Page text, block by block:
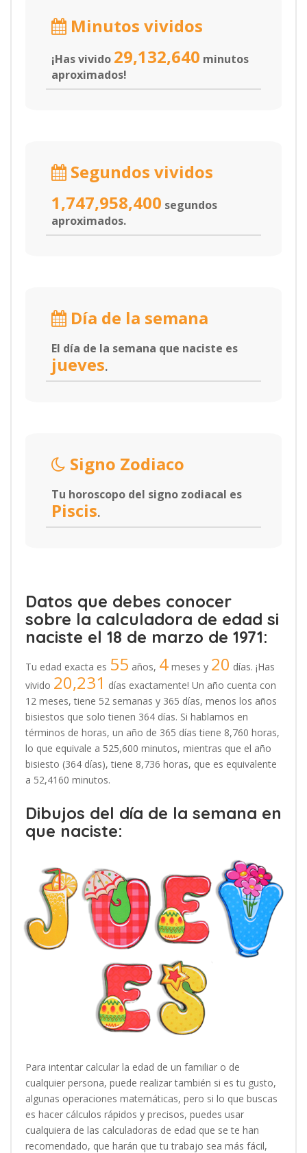
Minutos vividos
¡Has vivido 29,132,640 minutos
aproximados!
Segundos vividos
1,747,958,400 segundos
aproximados.
Día de la semana
El día de la semana que naciste es
jueves.
Signo Zodiaco
Tu horoscopo del signo zodiacal es
Piscis.
Datos que debes conocer
sobre la calculadora de edad si
naciste el 18 de marzo de 1971:
Tu edad exacta es 55 años, 4 meses y 20 días. ¡Has
vivido 20,231 días exactamente! Un año cuenta con
12 meses, tiene 52 semanas y 365 días, menos los años
bisiestos que solo tienen 364 días. Si hablamos en
términos de horas, un año de 365 días tiene 8,760 horas,
lo que equivale a 525,600 minutos, mientras que el año
bisiesto (364 días), tiene 8,736 horas, que es equivalente
a 52,4160 minutos.
Dibujos del día de la semana en
que naciste:
Para intentar calcular la edad de un familiar o de
cualquier persona, puede realizar también si es tu gusto,
algunas operaciones matemáticas, pero si lo que buscas
es hacer cálculos rápidos y precisos, puedes usar
cualquiera de las calculadoras de edad que se te han
recomendado, que harán que tu trabajo sea más fácil,